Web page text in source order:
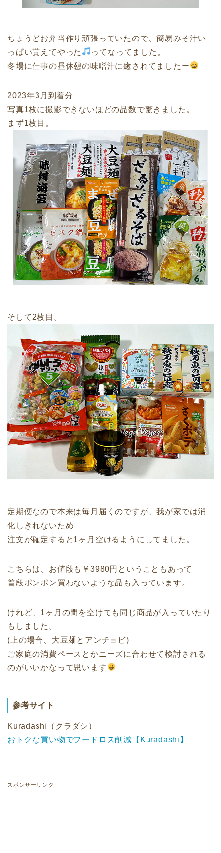
ちょうどお弁当作り頑張っていたので、簡易みそ汁い
っぱい貰えてやった
ってなってました。
冬場に仕事の昼休憩の味噌汁に癒されてましたー
2023年3月到着分
写真1枚に撮影できないほどの品数で驚きました。
まず1枚目。
そして2枚目。
定期便なので本来は毎月届くのですが、我が家では消
化しきれないため
注文が確定すると1ヶ月空けるようにしてました。
こちらは、お値段も￥3980円ということもあって
普段ポンポン買わないような品も入っています。
けれど、1ヶ月の間を空けても同じ商品が入っていたり
もしました。
(上の場合、大豆麺とアンチョビ)
ご家庭の消費ペースとかニーズに合わせて検討される
のがいいかなって思います
参考サイト
Kuradashi（クラダシ）
おトクな買い物でフードロス削減【Kuradashi】
スポンサーリンク